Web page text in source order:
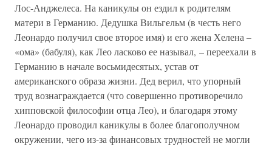
Лос-Анджелеса. На каникулы он ездил к родителям
матери в Германию. Дедушка Вильгельм (в честь него
Леонардо получил свое второе имя) и его жена Хелена –
«ома» (бабуля), как Лео ласково ее называл, – переехали в
Германию в начале восьмидесятых, устав от
американского образа жизни. Дед верил, что упорный
труд вознаграждается (что совершенно противоречило
хипповской философии отца Лео), и благодаря этому
Леонардо проводил каникулы в более благополучном
окружении, чего из-за финансовых трудностей не могли